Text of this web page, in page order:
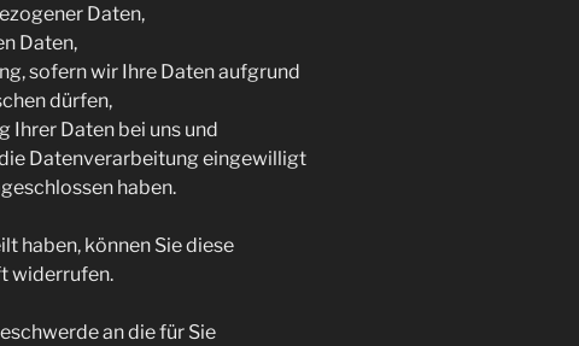
Daten,
Daten,
sofern wir Ihre Daten aufgrund
dürfen,
Ihrer Daten bei uns und
Datenverarbeitung eingewilligt
haben.
haben, können Sie diese
widerrufen.
an die für Sie